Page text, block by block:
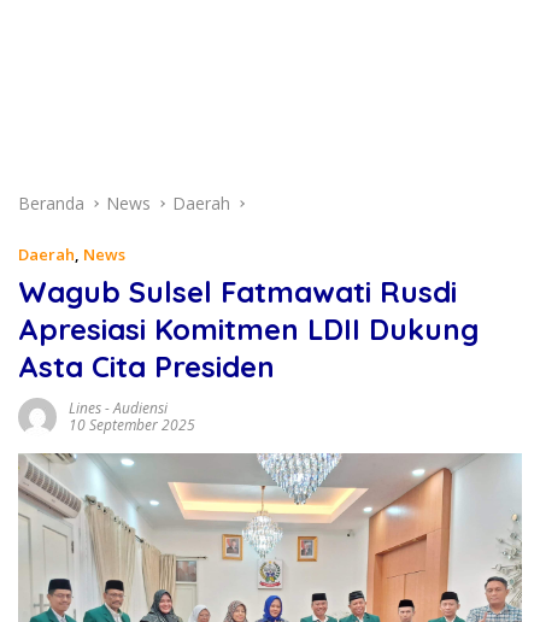
Beranda News Daerah
Daerah, News
Wagub Sulsel Fatmawati Rusdi
Apresiasi Komitmen LDII Dukung
Asta Cita Presiden
Lines-Audiensi
10 September 2025